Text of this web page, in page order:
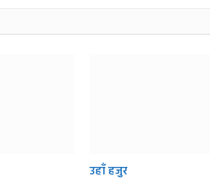
उहाँ हजुर